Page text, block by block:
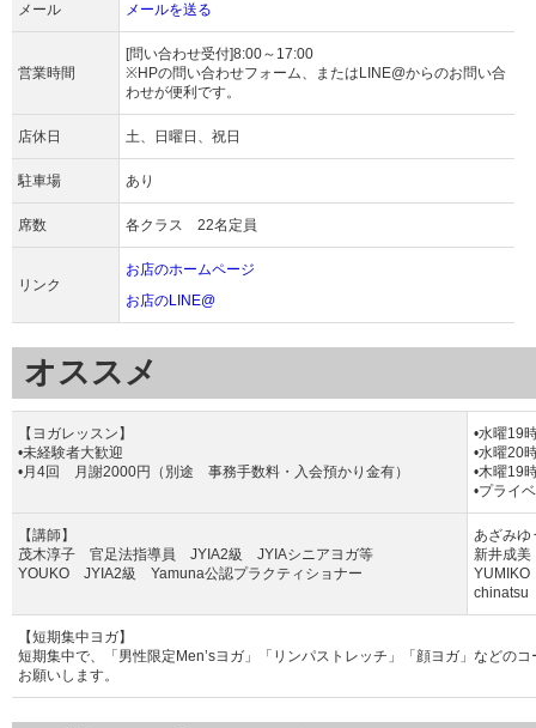
メール メールを送る
営業時間
[問い合わせ受付]8:00～17:00
※HPの問い合わせフォーム、またはLINE@からのお問い合
わせが便利です。
店休日 土、日曜日、祝日
駐車場 あり
席数 各クラス 22名定員
リンク
お店のホームページ
お店のLINE@
オススメ
【ヨガレッスン】
•未経験者大歓迎
•月4回 月謝2000円（別途 事務手数料・入会預かり金有）
•水曜19
•水曜20
•木曜19
•プライ
【講師】
茂木淳子 官足法指導員 JYIA2級 JYIAシニアヨガ等
YOUKO JYIA2級 Yamuna公認プラクティショナー
あざみ
新井成
【短期集中ヨガ】
短期集中で、「男性限定Men’sヨガ」「リンパストレッチ」「顔ヨガ」などの
お願いします。